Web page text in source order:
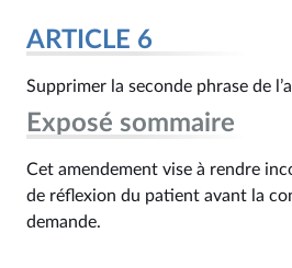
ARTICLE 6
Supprimer la seconde phrase de
Exposé sommaire
Cet amendement vise à rendre
de réflexion du patient avant la
demande.